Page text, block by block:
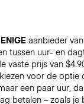
ENIGEaanbieder
tussen uur- en
vaste prijs van
voor de optie
een paar uur,
betalen – zoals je